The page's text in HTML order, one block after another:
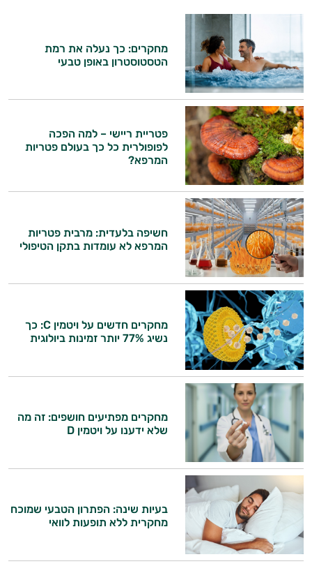
מחקרים: כך נעלה את רמת
הטסטוסטרון באופן טבעי
פטריית ריישי – למה הפכה
לפופולרית כל כך בעולם פטריות
המרפא?
חשיפה בלעדית: מרבית פטריות
המרפא לא עומדות בתקן הטיפולי
מחקרים חדשים על ויטמין C: כך
נשיג 77% יותר זמינות ביולוגית
מחקרים מפתיעים חושפים: זה מה
שלא ידענו על ויטמין D
בעיות שינה: הפתרון הטבעי שמוכח
מחקרית ללא תופעות לוואי